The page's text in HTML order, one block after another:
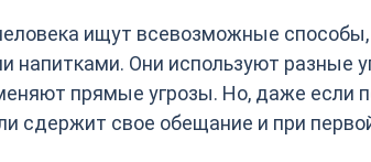
ищут всевозможные способы,
напитками. Они используют разные
прямые угрозы. Но, даже если
сдержит свое обещание и при